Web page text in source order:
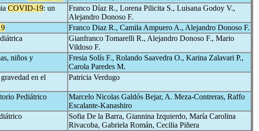
COVID-19: un
Franco Díaz R., Lorena Pilicita S., Luisana Godoy V.,
Alejandro Donoso F.
Franco Diaz R., Camila Ampuero A., Alejandro Donoso F.
Gianfranco Tomarelli R., Alejandro Donoso F., Mario
Vildoso F.
niños y
Fresia Solís F., Rolando Saavedra O., Karina Zalavari P.,
Carola Paredes M.
en el
Patricia Verdugo
Pediátrico
Marcelo Nicolas Galdós Bejar, A. Meza-Contreras, Raffo
Escalante-Kanashiro
Sofia De la Barra, Giannina Izquierdo, María Carolina
Rivacoba, Gabriela Román, Cecilia Piñera